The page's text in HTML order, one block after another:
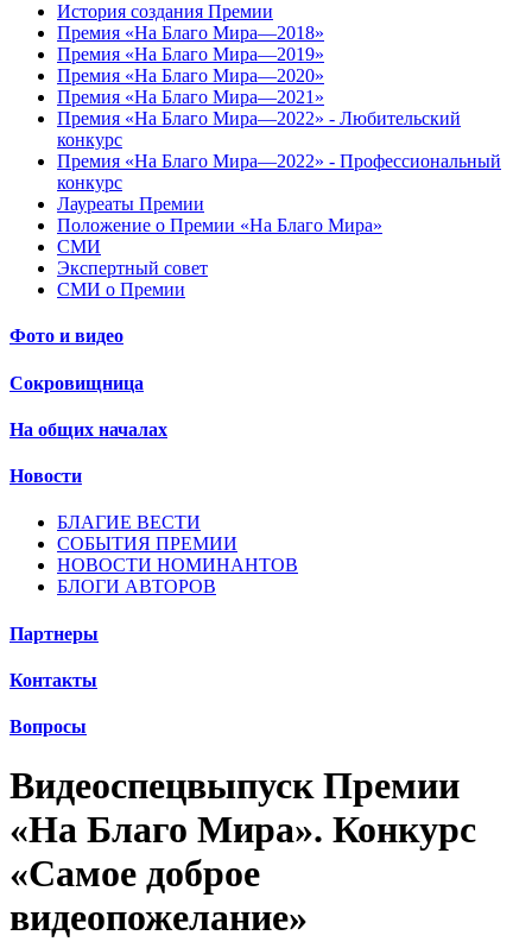
История создания Премии
Премия «На Благо Мира—2018»
Премия «На Благо Мира—2019»
Премия «На Благо Мира—2020»
Премия «На Благо Мира—2021»
Премия «На Благо Мира—2022» - Любительский
конкурс
Премия «На Благо Мира—2022» - Профессиональный
конкурс
Лауреаты Премии
Положение о Премии «На Благо Мира»
СМИ
Экспертный совет
СМИ о Премии
Фото и видео
Сокровищница
На общих началах
Новости
БЛАГИЕ ВЕСТИ
СОБЫТИЯ ПРЕМИИ
НОВОСТИ НОМИНАНТОВ
БЛОГИ АВТОРОВ
Партнеры
Контакты
Вопросы
Видеоспецвыпуск Премии
«На Благо Мира». Конкурс
«Самое доброе
видеопожелание»